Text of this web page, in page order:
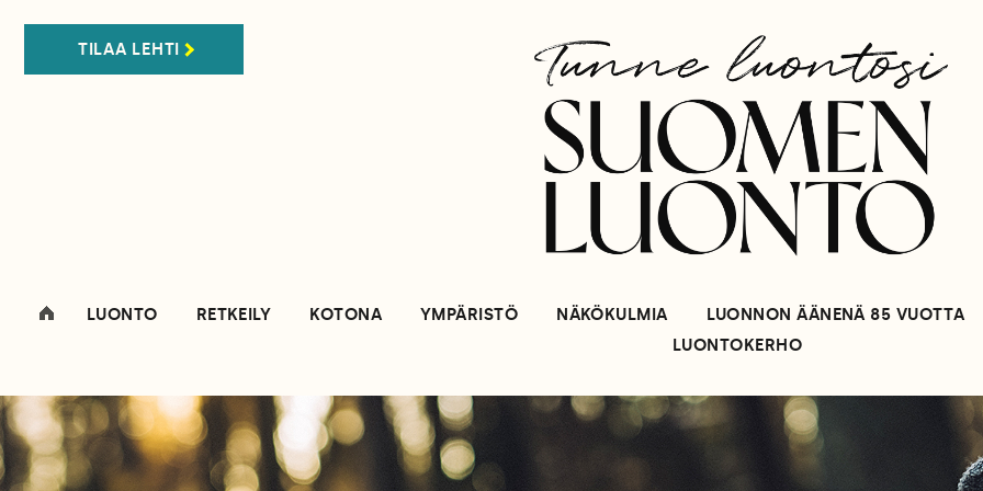
TILAA LEHTI
LUONTO RETKEILY KOTONA YMPÄRISTÖ NÄKÖKULMIA
LUONNON ÄÄNENÄ 85 VUOTTA
LUONTOKERHO